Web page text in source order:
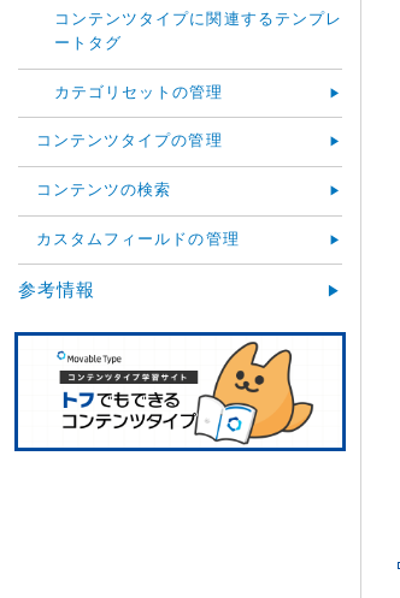
コンテンツタイプに関連するテンプレ
ートタグ
カテゴリセットの管理
コンテンツタイプの管理
コンテンツの検索
カスタムフィールドの管理
参考情報